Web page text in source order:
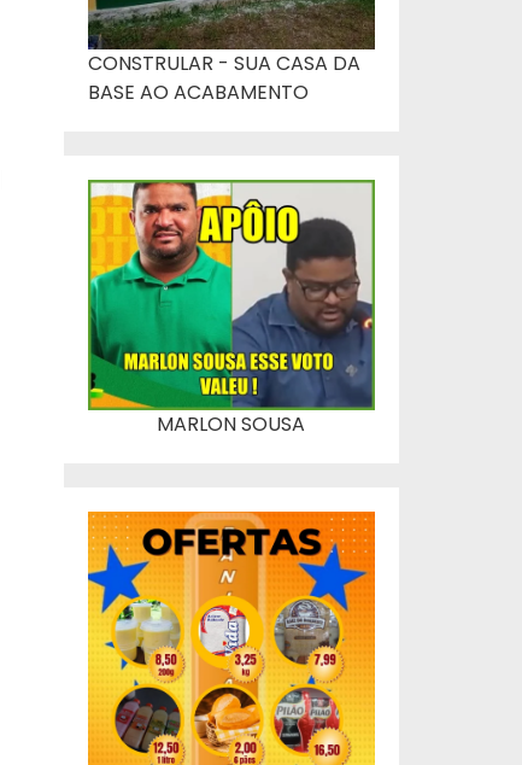
CONSTRULAR - SUA CASA DA
BASE AO ACABAMENTO
MARLON SOUSA